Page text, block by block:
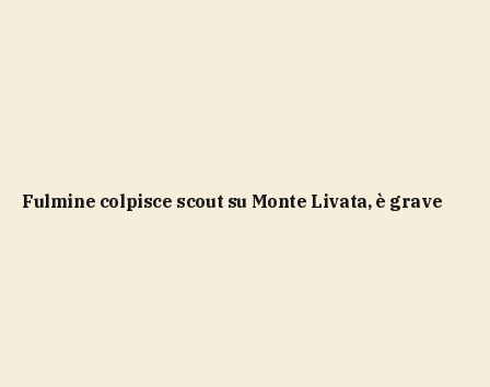
Fulmine colpisce scout su Monte Livata, è grave